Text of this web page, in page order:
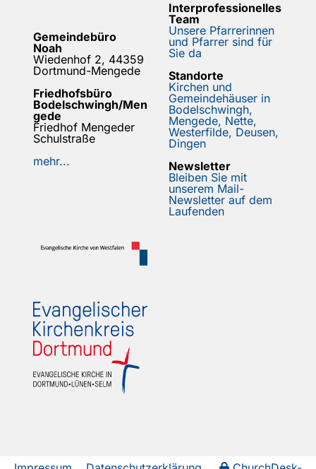
Gemeindebüro
Noah
Wiedenhof 2, 44359
Dortmund-Mengede
Friedhofsbüro
Bodelschwingh/Men
gede
Friedhof Mengeder
Schulstraße
mehr...
Interprofessionelles
Team
Unsere Pfarrerinnen
und Pfarrer sind für
Sie da
Standorte
Kirchen und
Gemeindehäuser in
Bodelschwingh,
Mengede, Nette,
Westerfilde, Deusen,
Dingen
Newsletter
Bleiben Sie mit
unserem Mail-
Newsletter auf dem
Laufenden